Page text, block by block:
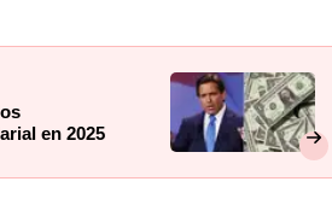
en 2025